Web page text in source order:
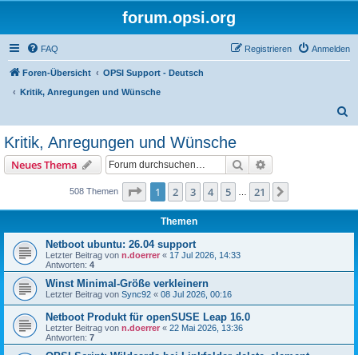
forum.opsi.org
FAQ Anmelden
Registrieren
Foren-Übersicht
OPSI Support - Deutsch
Kritik, Anregungen und Wünsche
Kritik, Anregungen und Wünsche
Neues Thema Suche
508 Themen Seite 1von 21
1 2 3 4 5 21
Themen
Netboot ubuntu: 26.04 support
Letzter Beitrag von n.doerrer « 17 Jul 2026, 14:33
Antworten: 4
Winst Minimal-Größe verkleinern
Letzter Beitrag von Sync92 « 08 Jul 2026, 00:16
Netboot Produkt für openSUSE Leap 16.0
Letzter Beitrag von n.doerrer « 22 Mai 2026, 13:36
Antworten: 7